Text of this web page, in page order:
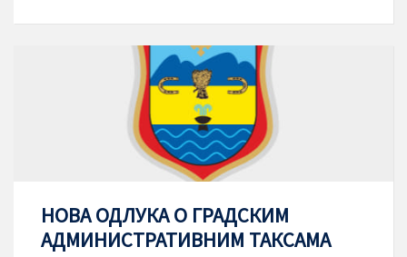
НОВА ОДЛУКА О ГРАДСКИМ
АДМИНИСТРАТИВНИМ ТАКСАМА